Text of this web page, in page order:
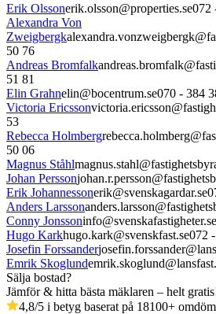
Erik Olssonerik.olsson@properties.se072
Alexandra Von
Zweigbergk
50 76
Andreas Bromfalk
51 81
Elin Grahnelin@bocentrum.se070 - 384
Victoria Ericsson
53
Rebecca Holmberg
50 06
Magnus Ståhl
Johan Persson
Erik Johannessonerik@svenskagardar.se
Anders Larsson
Conny Jonssoninfo@svenskafastigheter.se
Hugo Karkhugo.kark@svenskfast.se072
Josefin Forssander
Emrik Skoglund
Sälja bostad?
Jämför & hitta bästa mäklaren – helt
4,8/5 i betyg baserat på 18100+